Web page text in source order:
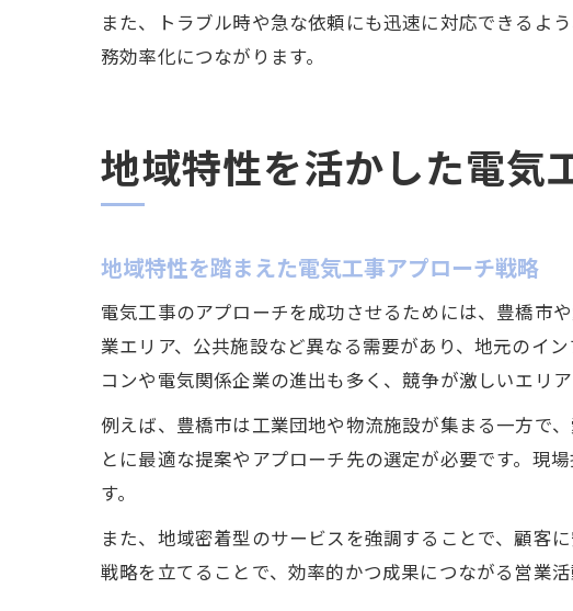
また、トラブル時や急な依頼にも迅速に対応できるよ
務効率化につながります。
地域特性を活かした電気
地域特性を踏まえた電気工事アプローチ戦略
電気工事のアプローチを成功させるためには、豊橋市
業エリア、公共施設など異なる需要があり、地元のイ
コンや電気関係企業の進出も多く、競争が激しいエリア
例えば、豊橋市は工業団地や物流施設が集まる一方で
とに最適な提案やアプローチ先の選定が必要です。現
す。
また、地域密着型のサービスを強調することで、顧客
戦略を立てることで、効率的かつ成果につながる営業活